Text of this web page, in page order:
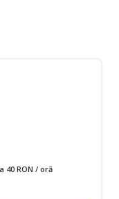
40 RON / oră